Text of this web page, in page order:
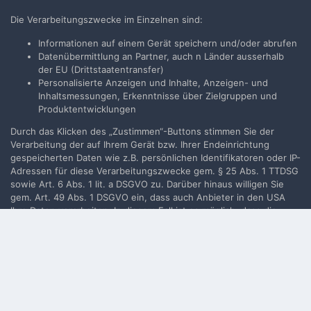
Neues Benutzerkonto für unsere Community erstellen. Es
Neues Benutzerkonto erstellen
Anmelden
Jetzt anmelden
Die Verarbeitungszwecke im Einzelnen sind:
Informationen auf einem Gerät speichern und/oder abrufen
Datenübermittlung an Partner, auch n Länder ausserhalb
der EU (Drittstaatentransfer)
Personalisierte Anzeigen und Inhalte, Anzeigen- und
Inhaltsmessungen, Erkenntnisse über Zielgruppen und
Produktentwicklungen
Durch das Klicken des „Zustimmen“-Buttons stimmen Sie der
Verarbeitung der auf Ihrem Gerät bzw. Ihrer Endeinrichtung
gespeicherten Daten wie z.B. persönlichen Identifikatoren oder IP-
Adressen für diese Verarbeitungszwecke gem. § 25 Abs. 1 TTDSG
sowie Art. 6 Abs. 1 lit. a DSGVO zu. Darüber hinaus willigen Sie
gem. Art. 49 Abs. 1 DSGVO ein, dass auch Anbieter in den USA
Ihre Daten verarbeiten. In diesem Fall ist es möglich, dass die